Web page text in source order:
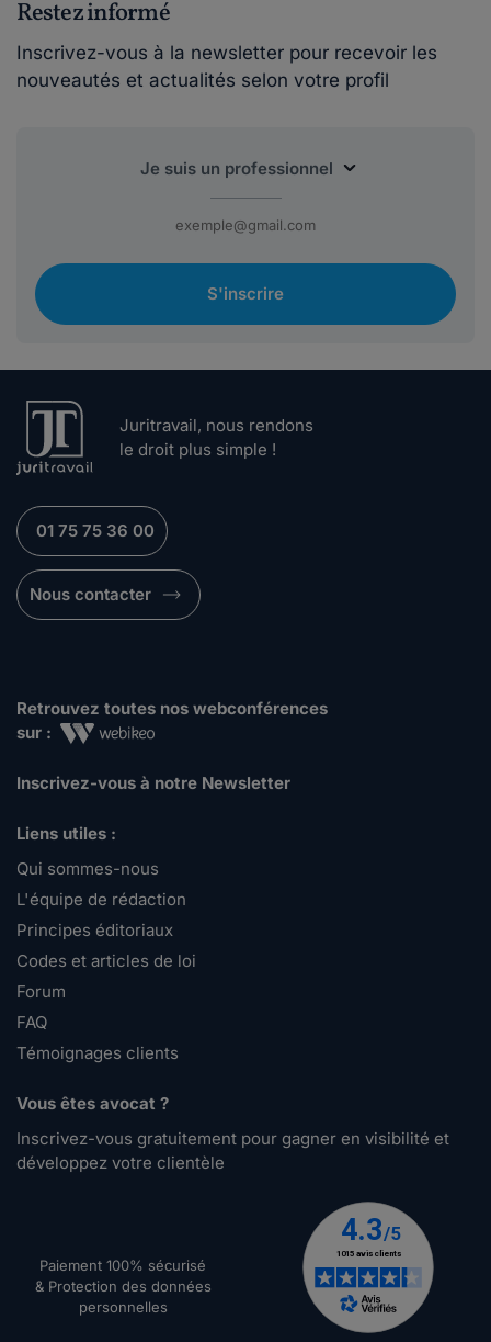
Restez informé
Inscrivez-vous à la newsletter pour recevoir les
nouveautés et actualités selon votre profil
S'inscrire
Juritravail, nous rendons
le droit plus simple !
01 75 75 36 00
Nous contacter
Retrouvez toutes nos webconférences
sur :
Inscrivez-vous à notre Newsletter
Liens utiles :
Qui sommes-nous
L'équipe de rédaction
Principes éditoriaux
Codes et articles de loi
Forum
FAQ
Témoignages clients
Vous êtes avocat ?
Inscrivez-vous gratuitement pour gagner en visibilité et
développez votre clientèle
Paiement 100% sécurisé
& Protection des données
personnelles